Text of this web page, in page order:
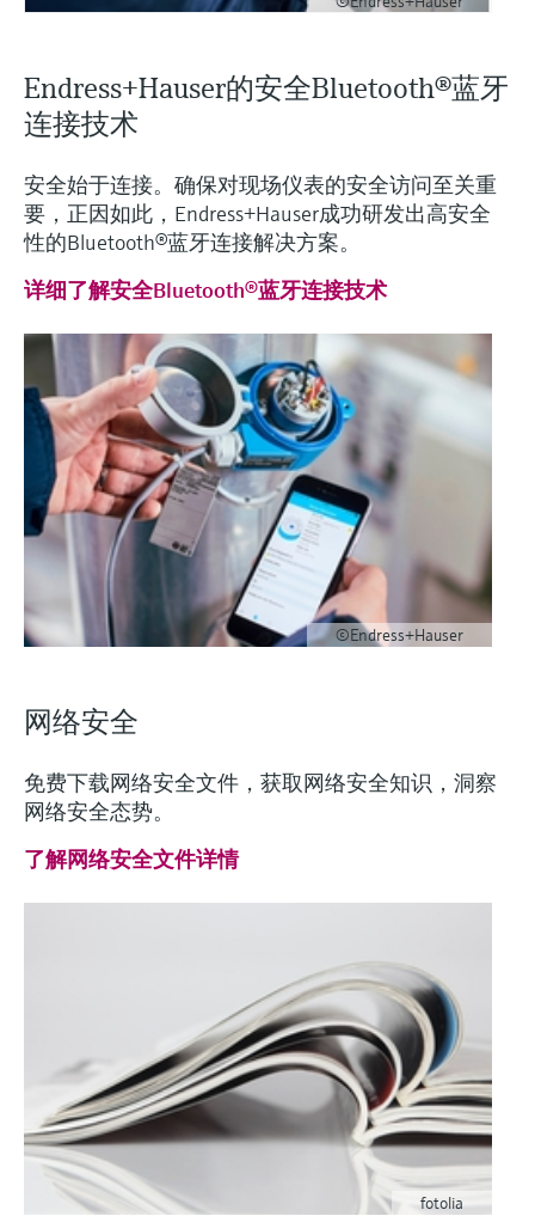
Endress+Hauser的安全Bluetooth®蓝牙
连接技术
安全始于连接。确保对现场仪表的安全访问至关重
要，正因如此，Endress+Hauser成功研发出高安全
性的Bluetooth®蓝牙连接解决方案。
详细了解安全Bluetooth®蓝牙连接技术
©Endress+Hauser
网络安全
免费下载网络安全文件，获取网络安全知识，洞察
网络安全态势。
了解网络安全文件详情
fotolia